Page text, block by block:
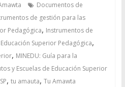
Documentos de
de gestión para las
Pedagógica, Instrumentos de
Superior Pedagógica,
, MINEDU: Guía para la
y Escuelas de Educación Superior
, tu amauta, Tu Amawta